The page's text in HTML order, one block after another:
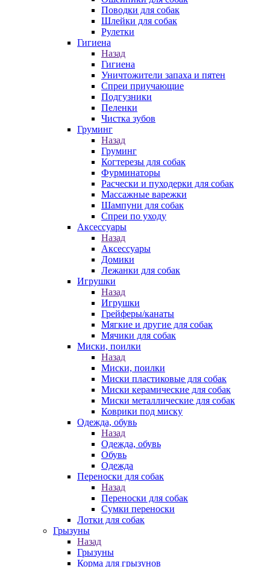
Поводки для собак
Шлейки для собак
Рулетки
Гигиена
Назад
Гигиена
Уничтожители запаха и пятен
Спреи приучающие
Подгузники
Пеленки
Чистка зубов
Груминг
Назад
Груминг
Когтерезы для собак
Фурминаторы
Расчески и пуходерки для собак
Массажные варежки
Шампуни для собак
Спреи по уходу
Аксессуары
Назад
Аксессуары
Домики
Лежанки для собак
Игрушки
Назад
Игрушки
Грейферы/канаты
Мягкие и другие для собак
Мячики для собак
Миски, поилки
Назад
Миски, поилки
Миски пластиковые для собак
Миски керамические для собак
Миски металлические для собак
Коврики под миску
Одежда, обувь
Назад
Одежда, обувь
Обувь
Одежда
Переноски для собак
Назад
Переноски для собак
Сумки переноски
Лотки для собак
Грызуны
Назад
Грызуны
Корма для грызунов